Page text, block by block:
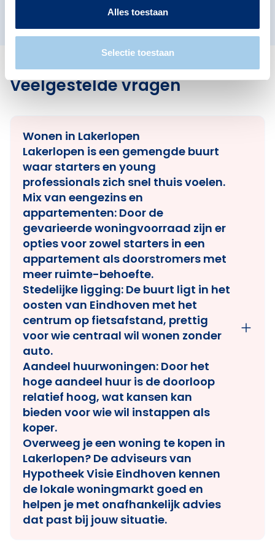
Alles toestaan
Selectie toestaan
Veelgestelde vragen
Wonen in Lakerlopen
Lakerlopen is een gemengde buurt
waar starters en young
professionals zich snel thuis voelen.
Mix van eengezins en
appartementen: Door de
gevarieerde woningvoorraad zijn er
opties voor zowel starters in een
appartement als doorstromers met
meer ruimte-behoefte.
Stedelijke ligging: De buurt ligt in het
oosten van Eindhoven met het
centrum op fietsafstand, prettig
voor wie centraal wil wonen zonder
auto.
Aandeel huurwoningen: Door het
hoge aandeel huur is de doorloop
relatief hoog, wat kansen kan
bieden voor wie wil instappen als
koper.
Overweeg je een woning te kopen in
Lakerlopen? De adviseurs van
Hypotheek Visie Eindhoven kennen
de lokale woningmarkt goed en
helpen je met onafhankelijk advies
dat past bij jouw situatie.